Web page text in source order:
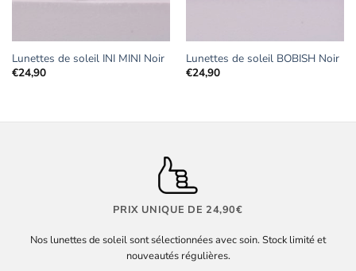
Lunettes de soleil INI MINI Noir
€24,90
Lunettes de soleil BOBISH Noir
€24,90
PRIX UNIQUE DE 24,90€
Nos lunettes de soleil sont sélectionnées avec soin. Stock limité et
nouveautés régulières.